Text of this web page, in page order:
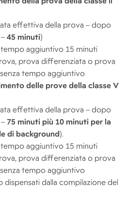
effettiva della prova – dopo
45 minuti)
aggiuntivo 15 minuti
prova differenziata o prova
tempo aggiuntivo
delle prove della classe V
effettiva della prova – dopo
75 minuti più 10 minuti per la
di background).
aggiuntivo 15 minuti
prova differenziata o prova
tempo aggiuntivo
dispensati dalla compilazione del